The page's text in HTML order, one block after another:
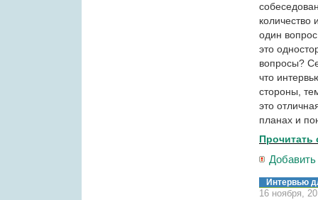
один
это
вопросы?
что
стороны,
это
планах и
Прочитать
Интервью
16 ноября,